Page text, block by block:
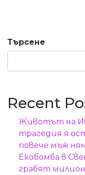
Търсене
Recent
Животът на
трагедия я
повече мъж
Екобомба в
грабят